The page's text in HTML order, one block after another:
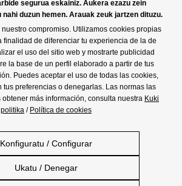
segurua eskainiz. Aukera ezazu zein
duzun hemen. Arauak zeuk jartzen dituzu.
compromiso. Utilizamos cookies propias
finalidad de diferenciar tu experiencia de la de
el uso del sitio web y mostrarte publicidad
la base de un perfil elaborado a partir de tus
Puedes aceptar el uso de todas las cookies,
tus preferencias o denegarlas. Las normas las
más información, consulta nuestra Kuki
politika / Política de cookies
Konfiguratu / Configurar
Ukatu / Denegar